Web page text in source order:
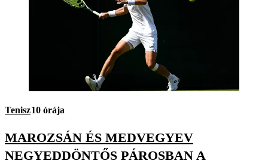
Tenisz10 órája
MAROZSÁN ÉS MEDVEGYEV
NEGYEDDÖNTŐS PÁROSBAN A